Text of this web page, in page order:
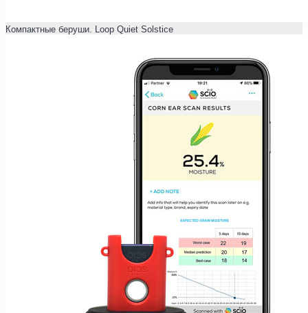
Компактные беруши. Loop Quiet Solstice